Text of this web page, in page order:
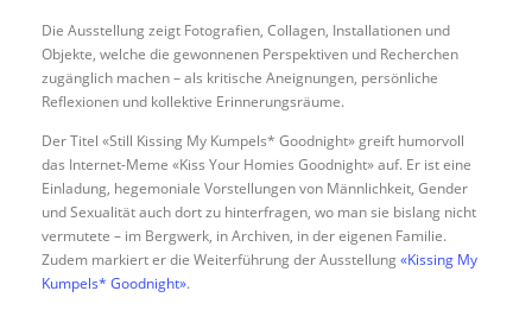
Die Ausstellung zeigt Fotografien, Collagen, Installationen und
Objekte, welche die gewonnenen Perspektiven und Recherchen
zugänglich machen – als kritische Aneignungen, persönliche
Reflexionen und kollektive Erinnerungsräume.
Der Titel «Still Kissing My Kumpels* Goodnight» greift humorvoll
das Internet-Meme «Kiss Your Homies Goodnight» auf. Er ist eine
Einladung, hegemoniale Vorstellungen von Männlichkeit, Gender
und Sexualität auch dort zu hinterfragen, wo man sie bislang nicht
vermutete – im Bergwerk, in Archiven, in der eigenen Familie.
Zudem markiert er die Weiterführung der Ausstellung«Kissing My
Kumpels* Goodnight».